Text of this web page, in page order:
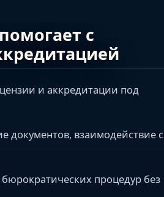
с
и аккредитации под
документов, взаимодействие с
процедур без